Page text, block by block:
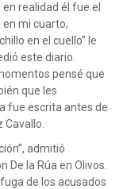
realidad él fue el
en mi cuarto,
en el cuello” le
este diario.
pensé que
que les
fue escrita antes de
admitió
la Rúa en Olivos.
de los acusados